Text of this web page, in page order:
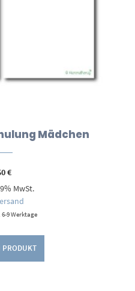
Mädchen
€
MwSt.
9 Werktage
PRODUKT